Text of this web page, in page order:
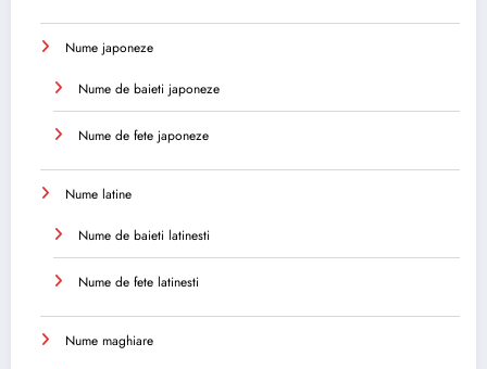
Nume japoneze
Nume de baieti japoneze
Nume de fete japoneze
Nume latine
Nume de baieti latinesti
Nume de fete latinesti
Nume maghiare